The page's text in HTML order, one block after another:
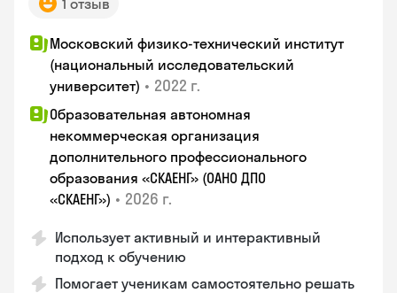
1 отзыв
Московский физико-технический институт
(национальный исследовательский
университет) • 2022 г.
Образовательная автономная
некоммерческая организация
дополнительного профессионального
образования «СКАЕНГ» (ОАНО ДПО
«СКАЕНГ») • 2026 г.
Использует активный и интерактивный
подход к обучению
Помогает ученикам самостоятельно решать